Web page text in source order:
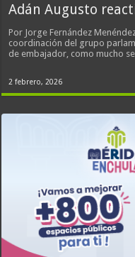
Adán Augusto
Por Jorge Fernández
coordinación del grupo
de embajador, como mucho
2 febrero, 2026